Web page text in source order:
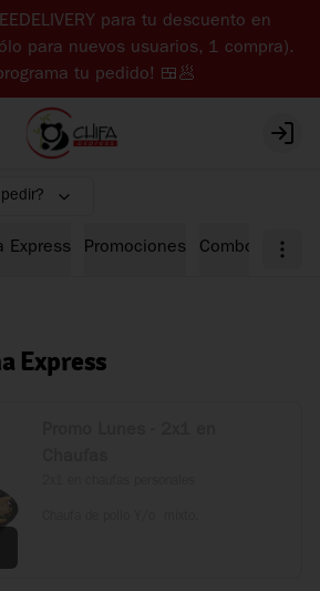
para tu descuento en
para nuevos usuarios, 1 compra).
tu pedido! 🍱🥟
Login
Express Promociones Combos
Express